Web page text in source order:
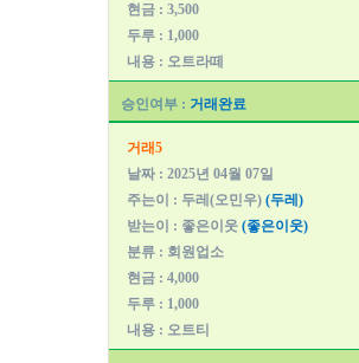
현금 : 3,500
두루 : 1,000
내용 : 오트라떼
승인여부 : 거래완료
거래5
날짜 : 2025년 04월 07일
주는이 : 두레(오민우) (두레)
받는이 : 좋은이웃 (좋은이웃)
분류 : 회원업소
현금 : 4,000
두루 : 1,000
내용 : 오트티